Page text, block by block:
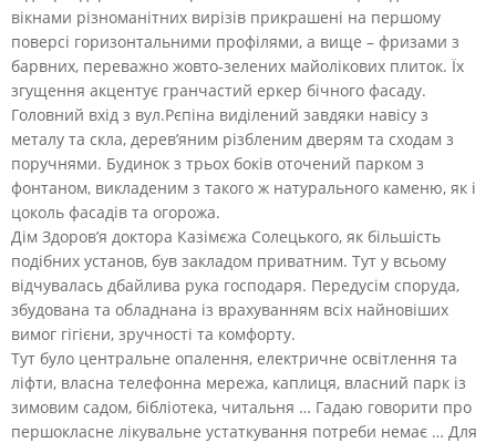
вікнами різноманітних вирізів прикрашені на першому
поверсі горизонтальними профілями, а вище – фризами з
барвних, переважно жовто-зелених майолікових плиток. Їх
згущення акцентує гранчастий еркер бічного фасаду.
Головний вхід з вул.Рєпіна виділений завдяки навісу з
металу та скла, дерев’яним різбленим дверям та сходам з
поручнями. Будинок з трьох боків оточений парком з
фонтаном, викладеним з такого ж натурального каменю, як і
цоколь фасадів та огорожа.
Дім Здоров’я доктора Казімєжа Солецького, як більшість
подібних установ, був закладом приватним. Тут у всьому
відчувалась дбайлива рука господаря. Передусім споруда,
збудована та обладнана із врахуванням всіх найновіших
вимог гігієни, зручності та комфорту.
Тут було центральне опалення, електричне освітлення та
ліфти, власна телефонна мережа, каплиця, власний парк із
зимовим садом, бібліотека, читальня … Гадаю говорити про
першокласне лікувальне устаткування потреби немає … Для